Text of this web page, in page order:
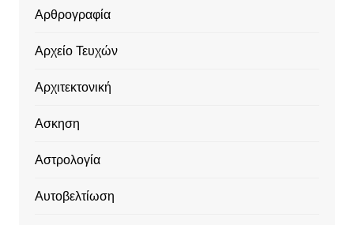
Αρθρογραφία
Αρχείο Τευχών
Αρχιτεκτονική
Ασκηση
Αστρολογία
Αυτοβελτίωση